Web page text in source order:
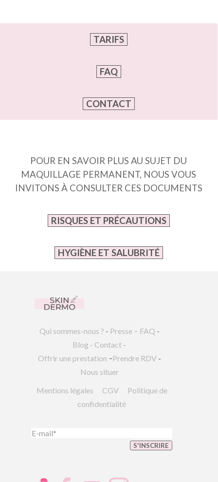
TARIFS
FAQ
CONTACT
POUR EN SAVOIR PLUS AU SUJET DU
MAQUILLAGE PERMANENT, NOUS VOUS
INVITONS À CONSULTER CES DOCUMENTS
RISQUES ET PRÉCAUTIONS
HYGIÈNE ET SALUBRITÉ
Qui sommes-nous ? - Presse - FAQ -
Blog - Contact -
Offrir une prestation -Prendre RDV -
Nous situer
Mentions légales
CGV-
Politique de
confidentialité